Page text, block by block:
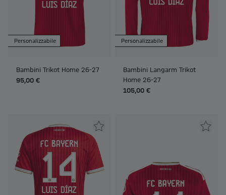
Personalizzabile
Bambini Trikot Home 26-27
95,00 €
Personalizzabile
Bambini Langarm Trikot
Home 26-27
105,00 €